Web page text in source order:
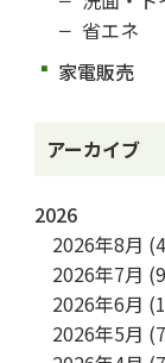
省エネ
家電販売
アーカイブ
2026
2026年8月
2026年7月
2026年6月
2026年5月